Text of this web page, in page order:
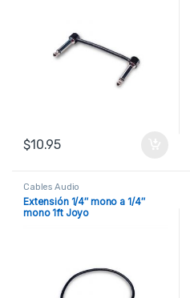
$10.95
Cables Audio
Extensión 1/4″ mono a 1/4″
mono 1ft Joyo